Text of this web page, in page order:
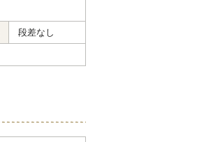
段差なし